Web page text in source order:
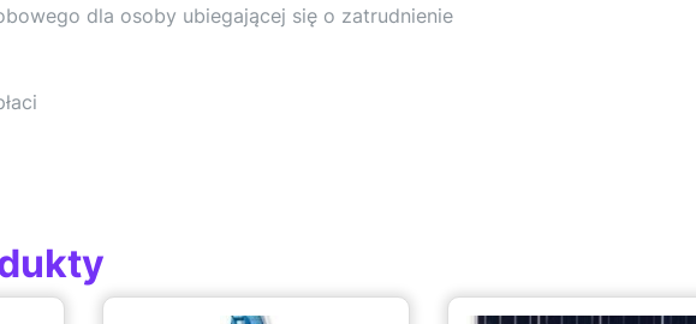
dla osoby ubiegającej się o zatrudnienie